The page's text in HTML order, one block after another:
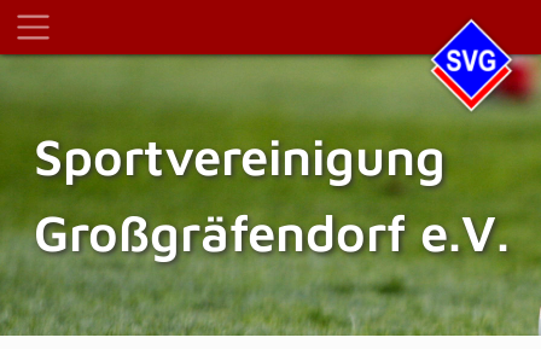
Sportvereinigung
Großgräfendorf e.V.